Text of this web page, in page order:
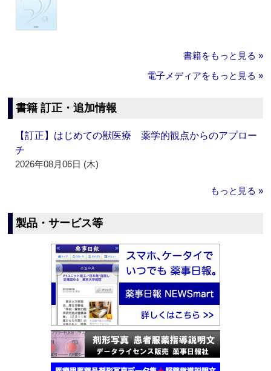
書籍をもっと見る »
電子メディアをもっと見る »
書籍 訂正・追加情報
【訂正】はじめての獣医療 薬学的観点からのアプロー
チ
2026年08月06日 (木)
もっと見る »
製品・サービス等